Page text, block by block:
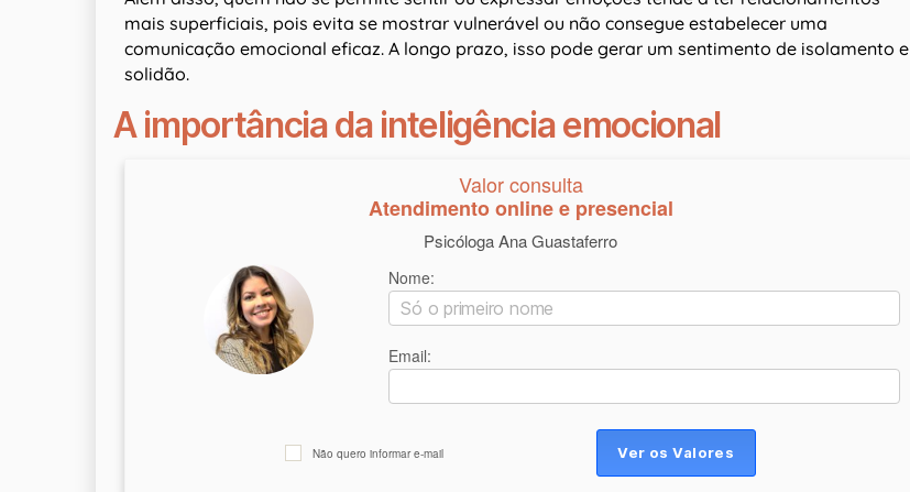
mais superficiais, pois evita se mostrar vulnerável ou não consegue estabelecer uma
comunicação emocional eficaz. A longo prazo, isso pode gerar um sentimento de isolamento e
solidão.
A importância da inteligência emocional
Valor consulta
Atendimento online e presencial
Psicóloga Ana Guastaferro
Nome:
Email:
Não quero informar e-mail